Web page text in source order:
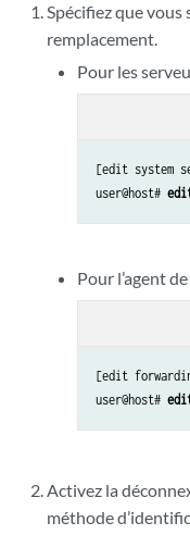
Spécifiez que
remplacement.
Pour les
[edit system
user@host#
Pour l’agent
[edit
user@host#
Activez la
méthode